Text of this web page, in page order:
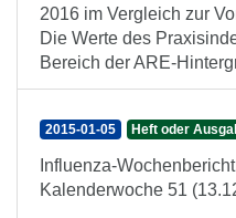
2016 im Vergleich zur
Die Werte des
Bereich der ARE-
2015-01-05 Heft oder
Influenza-Wochenbericht
Kalenderwoche 51